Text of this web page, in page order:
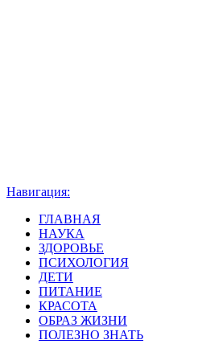
Навигация:
ГЛАВНАЯ
НАУКА
ЗДОРОВЬЕ
ПСИХОЛОГИЯ
ДЕТИ
ПИТАНИЕ
КРАСОТА
ОБРАЗ ЖИЗНИ
ПОЛЕЗНО ЗНАТЬ